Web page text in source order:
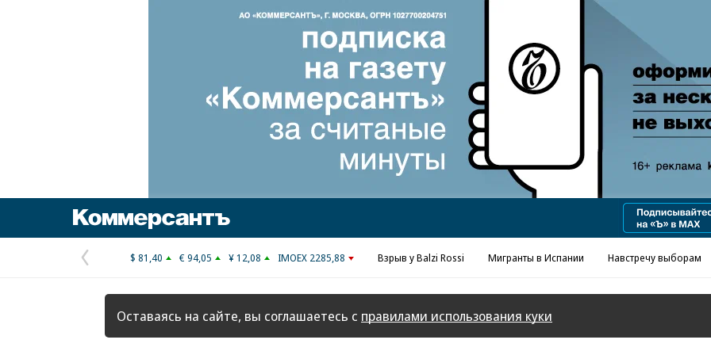
Реклама в «Ъ» www.kommersant.ru/ad
Предыдущая
страница
$ 81,40 € 94,05 ¥ 12,08 IMOEX 2285,88 Взрыв у Balzi Rossi Мигранты в Испании Навстречу выборам
Оставаясь на сайте, вы соглашаетесь с правилами использования куки